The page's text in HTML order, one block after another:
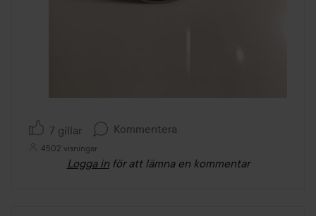
7 gillar Kommentera
4502 visningar
Logga in för att lämna en kommentar